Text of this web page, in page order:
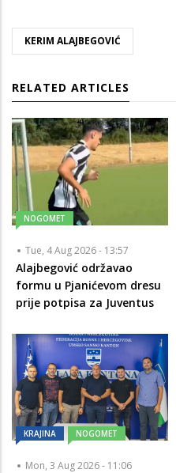
KERIM ALAJBEGOVIĆ
RELATED ARTICLES
NOGOMET
Tue, 4 Aug 2026 - 13:57
Alajbegović održavao
formu u Pjanićevom dresu
prije potpisa za Juventus
KRAJINA NOGOMET
Mon, 3 Aug 2026 - 11:06